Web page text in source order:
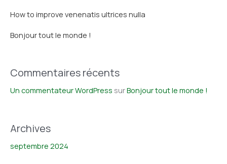
How to improve venenatis ultrices nulla
Bonjour tout le monde !
Commentaires récents
Un commentateur WordPress surBonjour tout le monde !
Archives
septembre 2024